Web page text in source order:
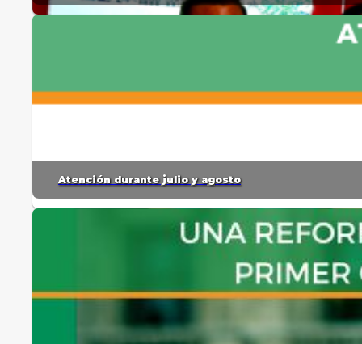
Atención durante julio y agosto